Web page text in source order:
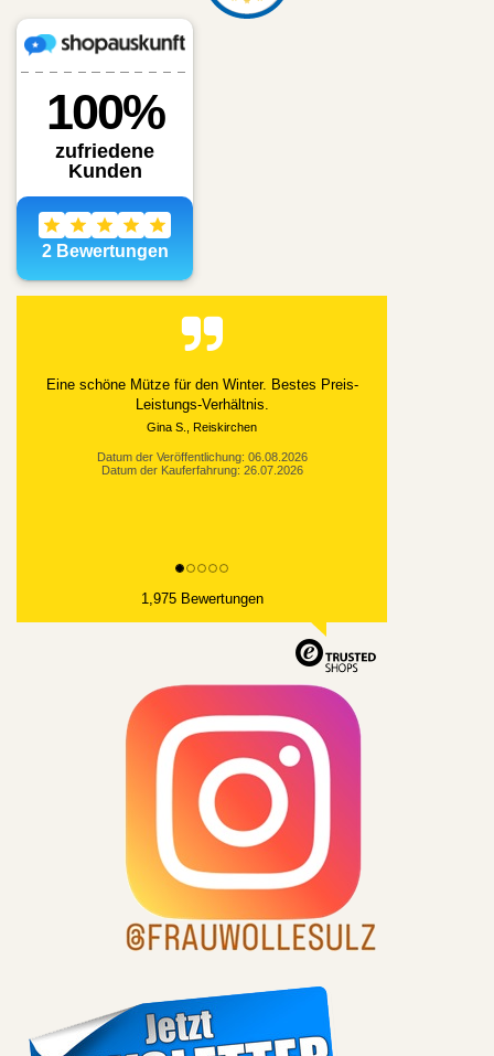
Alles gut geklappt
Datum der Kauferfahrung: 21.07.2026
1,975 Bewertungen